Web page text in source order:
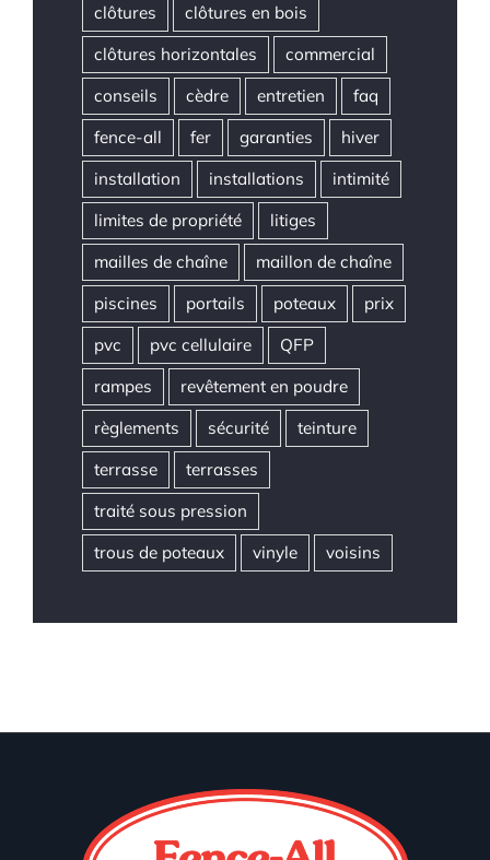
clôtures
clôtures en bois
clôtures horizontales
commercial
conseils
cèdre entretien
faq
fence-all
fer garanties
hiver
installation
installations
intimité
limites de propriété
litiges
mailles de chaîne
maillon de chaîne
piscines
portails poteaux
prix
pvc
pvc cellulaire
QFP
rampes
revêtement en poudre
règlements
sécurité
teinture
terrasse
terrasses
traité sous pression
trous de poteaux
vinyle voisins